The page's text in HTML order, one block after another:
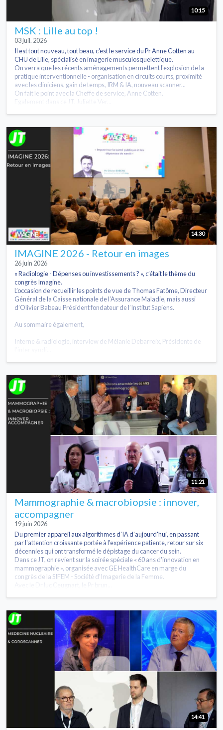
10:15
MSK : Lille au top !
03 juil. 2026
Il est tout nouveau, tout beau, c'est le service du Pr Anne Cotten au
CHU de Lille, spécialisé en imagerie musculosquelettique.
On verra que les récents aménagements permettent l'explosion de la
pratique interventionnelle - organisation en circuits courts, proximité
avec les cliniciens, gain de temps, IRM & IA, nouveau scanner...
On fait le point avec la Cheffe de service, Anne Cotten.
Egalement dans ce JT, Juliette Ver...
14:30
IMAGINE 2026 - Retour en images
26 juin 2026
« Radiologie - Dépenses ou investissements ? », c’était le thème du
congrès Imagine.
L’occasion de recueillir les points de vue de Thomas Fatôme, Directeur
Général de la Caisse nationale de l’Assurance Maladie, mais aussi
d’Olivier Babeau Président fondateur de l’Institut Sapiens.
Au sommaire également,
Interne & radiologie, interview de Mélanie Debarreix, Présidente de
11:21
Mammographie & macrobiopsie : innover,
accompagner
19 juin 2026
Du premier appareil aux algorithmes d'IA d'aujourd'hui, en passant
par l'attention croissante portée à l'expérience patiente, retour sur six
décennies qui ont transformé le dépistage du cancer du sein.
Dans ce JT, on revient sur la soirée spéciale « 60 ans d'innovation en
mammographie », organisée avec GE HealthCare en marge du
congrès de la SIFEM - Société d’Imagerie de la Femme.
Avec le Dr luc Ceugnart, le Pr brun...
14:41